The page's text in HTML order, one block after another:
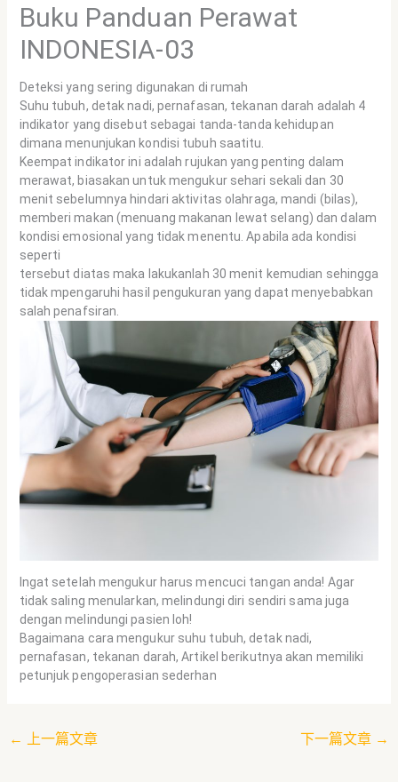
Buku Panduan Perawat
INDONESIA-03
Deteksi yang sering digunakan di rumah
Suhu tubuh, detak nadi, pernafasan, tekanan darah adalah 4
indikator yang disebut sebagai tanda-tanda kehidupan
dimana menunjukan kondisi tubuh saatitu.
Keempat indikator ini adalah rujukan yang penting dalam
merawat, biasakan untuk mengukur sehari sekali dan 30
menit sebelumnya hindari aktivitas olahraga, mandi (bilas),
memberi makan (menuang makanan lewat selang) dan dalam
kondisi emosional yang tidak menentu. Apabila ada kondisi
seperti
tersebut diatas maka lakukanlah 30 menit kemudian sehingga
tidak mpengaruhi hasil pengukuran yang dapat menyebabkan
salah penafsiran.
Ingat setelah mengukur harus mencuci tangan anda! Agar
tidak saling menularkan, melindungi diri sendiri sama juga
dengan melindungi pasien loh!
Bagaimana cara mengukur suhu tubuh, detak nadi,
pernafasan, tekanan darah, Artikel berikutnya akan memiliki
petunjuk pengoperasian sederhan
← 上一篇文章 下一篇文章 →